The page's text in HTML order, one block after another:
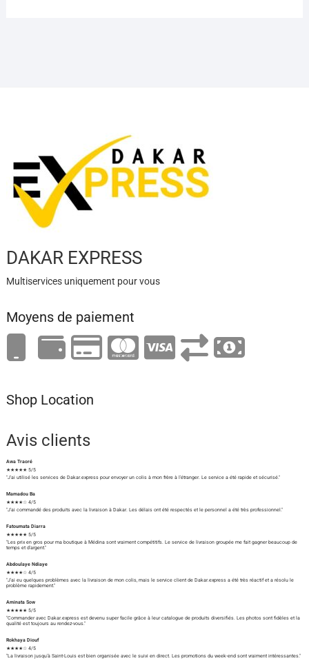
DAKAR EXPRESS
Multiservices uniquement pour vous
Moyens de paiement
Shop Location
Avis clients
Awa Traoré
★★★★★ 5/5
"J'ai utilisé les services de Dakar.express pour envoyer un colis à mon frère à l'étranger. Le service a été rapide et sécurisé."
Mamadou Ba
★★★★☆ 4/5
"J'ai commandé des produits avec la livraison à Dakar. Les délais ont été respectés et le personnel a été très professionnel."
Fatoumata Diarra
★★★★★ 5/5
"Les prix en gros pour ma boutique à Médina sont vraiment compétitifs. Le service de livraison groupée me fait gagner beaucoup de
temps et d'argent."
Abdoulaye Ndiaye
★★★★☆ 4/5
"J'ai eu quelques problèmes avec la livraison de mon colis, mais le service client de Dakar.express a été très réactif et a résolu le
problème rapidement."
Aminata Sow
★★★★★ 5/5
"Commander avec Dakar.express est devenu super facile grâce à leur catalogue de produits diversifiés. Les photos sont fidèles et la
qualité est toujours au rendez-vous."
Rokhaya Diouf
★★★★☆ 4/5
"La livraison jusqu'à Saint-Louis est bien organisée avec le suivi en direct. Les promotions du week-end sont vraiment intéressantes."